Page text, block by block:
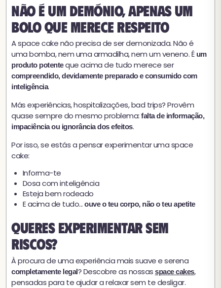
Não é um demónio, apenas um
bolo que merece respeito
A space cake não precisa de ser demonizada. Não é
uma bomba, nem uma armadilha, nem um veneno. É um
produto potenteque acima de tudo merece ser
compreendido, devidamente preparado e consumido com
inteligência.
Más experiências, hospitalizações, bad trips? Provêm
quase sempre do mesmo problema: falta de informação,
impaciência ou ignorância dos efeitos.
Por isso, se estás a pensar experimentar uma space
cake:
Informa-te
Dosa com inteligência
Esteja bem rodeado
E acima de tudo... ouve o teu corpo, não o teu apetite
Queres experimentar sem
riscos?
À procura de uma experiência mais suave e serena
completamente legal? Descobre as nossas space cakes,
pensadas para te ajudar a relaxar sem te desligar.